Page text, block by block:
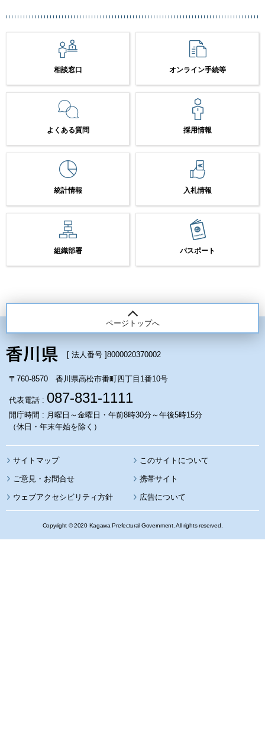
相談窓口 オンライン手続等
よくある質問 採用情報
統計情報 入札情報
組織部署 パスポート
ページトップへ
[ 法人番号 ]8000020370002
〒760-8570 香川県高松市番町四丁目1番10号
代表電話 : 087-831-1111
開庁時間 : 月曜日～金曜日・午前8時30分～午後5時15分
（休日・年末年始を除く）
サイトマップ このサイトについて
携帯サイト
ウェブアクセシビリティ方針 広告について
Copyright © 2020 Kagawa Prefectural Government. All rights reserved.